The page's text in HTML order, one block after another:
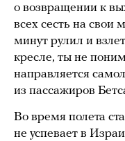
о возвращении к
всех сесть на свои
минут рулил и
кресле, ты не
направляется
из пассажиров
Во время полета
не успевает в